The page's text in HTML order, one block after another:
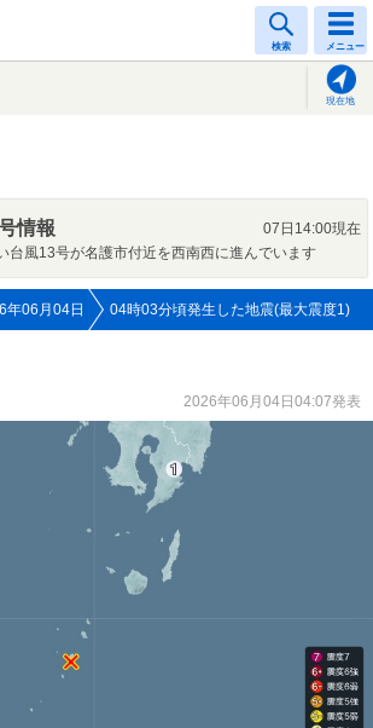
検索 メニュー
現在地
情報
07日14:00現在
台風13号が名護市付近を西南西に進んでいます
年06月04日 04時03分頃発生した地震(最大震度1)
2026年06月04日04:07発表